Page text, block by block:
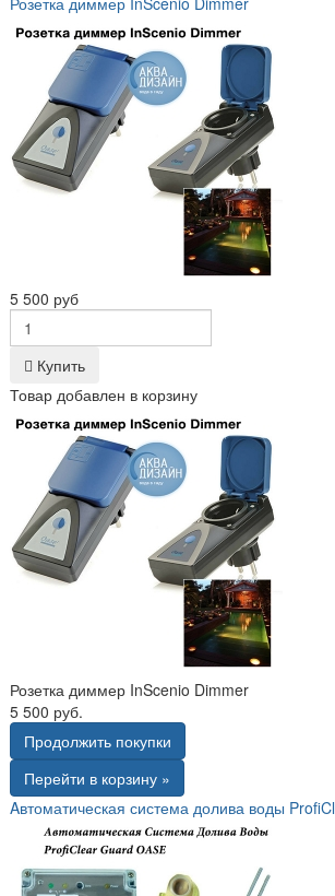
5 500 руб
Купить
Товар добавлен в корзину
Розетка диммер InScenio Dimmer
5 500 руб.
Продолжить покупки
Перейти в корзину »
Aвтоматическая система долива воды